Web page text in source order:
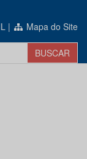
| Mapa do Site